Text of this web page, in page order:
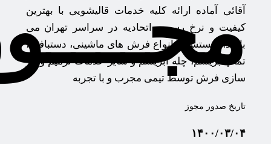
آقائی آماده ارائه کلیه خدمات قالیشویی با بهترین
کیفیت و نرخ رسمی اتحادیه در سراسر تهران می
باشد. شستشوی انواع فرش های ماشینی، دستبافت،
تمام ابریشم، چله ابریشم و سایر خدمات ترمیم و باز
سازی فرش توسط تیمی مجرب و با تجربه
تاریخ صدور مجوز
۱۴۰۰/۰۳/۰۴